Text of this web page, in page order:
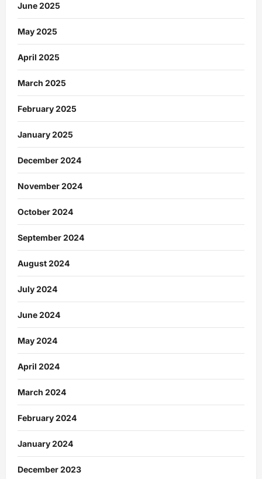
June 2025
May 2025
April 2025
March 2025
February 2025
January 2025
December 2024
November 2024
October 2024
September 2024
August 2024
July 2024
June 2024
May 2024
April 2024
March 2024
February 2024
January 2024
December 2023